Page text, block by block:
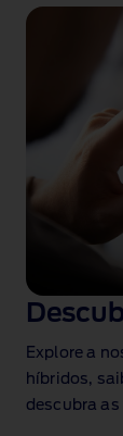
Explore a
híbridos,
descubra